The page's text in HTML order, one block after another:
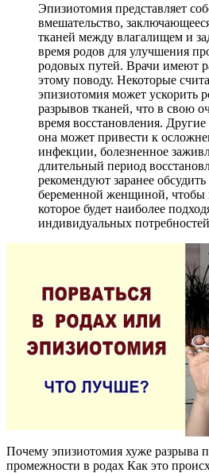
Эпизиотомия представляет
вмешательство,
тканей между влагалищем и
время родов для улучшения
родовых путей. Врачи имеют
этому поводу. Некоторые
эпизиотомия может ускорить
разрывов тканей, что в свою
время восстановления.
она может привести к
инфекции, болезненное
длительный период
рекомендуют заранее обсудить
беременной женщиной, чтобы
которое будет наиболее
индивидуальных потребностей
Почему эпизиотомия хуже разрыва
промежности в родах Как это